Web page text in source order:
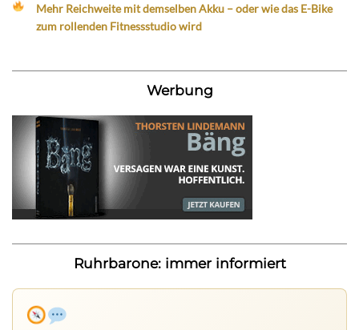
Mehr Reichweite mit demselben Akku – oder wie das E-Bike
zum rollenden Fitnessstudio wird
Werbung
Ruhrbarone: immer informiert